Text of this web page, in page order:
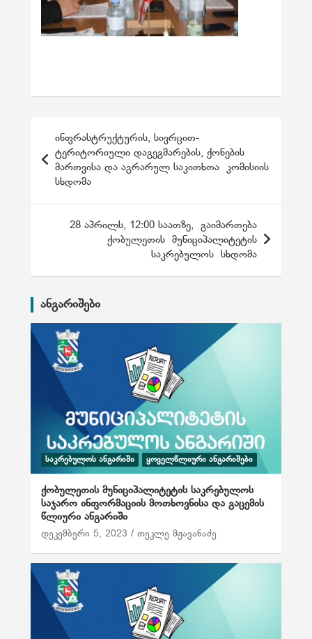
ო
ი
გ
ინფრასტრუქტურის, სივრცით-
ტერიტორიული დაგეგმარების, ქონების
მართვისა და აგრარულ საკითხთა კომისიის
სხდომა
28 აპრილს, 12:00 საათზე, გაიმართება
ქობულეთის მუნიციპალიტეტის
საკრებულოს სხდომა
ანგარიშები
ᲡᲐᲙᲠᲔᲑᲣᲚᲝᲡ ᲐᲜᲒᲐᲠᲘᲨᲘ ᲧᲝᲕᲔᲚᲬᲚᲘᲣᲠᲘ ᲐᲜᲒᲐᲠᲘᲨᲔᲑᲘ
ქობულეთის მუნიციპალიტეტის საკრებულოს
საჯარო ინფორმაციის მოთხოვნისა და გაცემის
წლიური ანგარიში
დეკემბერი 5, 2023 თეკლე მჟავანაძე